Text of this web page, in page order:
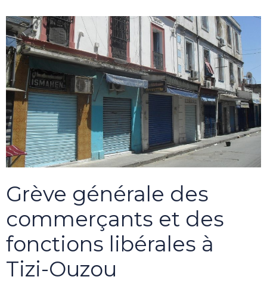
Grève générale des
commerçants et des
fonctions libérales à
Tizi-Ouzou